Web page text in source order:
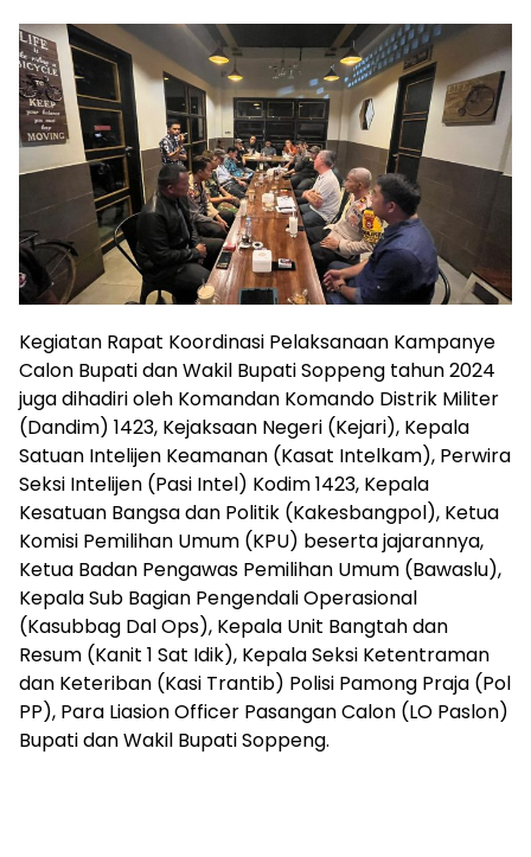
Kegiatan Rapat Koordinasi Pelaksanaan Kampanye
Calon Bupati dan Wakil Bupati Soppeng tahun 2024
juga dihadiri oleh Komandan Komando Distrik Militer
(Dandim) 1423, Kejaksaan Negeri (Kejari), Kepala
Satuan Intelijen Keamanan (Kasat Intelkam), Perwira
Seksi Intelijen (Pasi Intel) Kodim 1423, Kepala
Kesatuan Bangsa dan Politik (Kakesbangpol), Ketua
Komisi Pemilihan Umum (KPU) beserta jajarannya,
Ketua Badan Pengawas Pemilihan Umum (Bawaslu),
Kepala Sub Bagian Pengendali Operasional
(Kasubbag Dal Ops), Kepala Unit Bangtah dan
Resum (Kanit 1 Sat Idik), Kepala Seksi Ketentraman
dan Keteriban (Kasi Trantib) Polisi Pamong Praja (Pol
PP), Para Liasion Officer Pasangan Calon (LO Paslon)
Bupati dan Wakil Bupati Soppeng.